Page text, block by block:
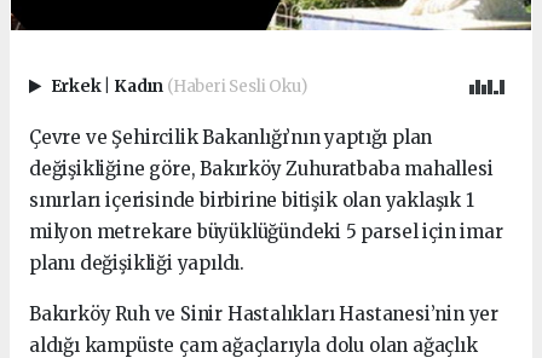
Erkek Kadın (Haberi Sesli Oku)
Çevre ve Şehircilik Bakanlığı’nın yaptığı plan
değişikliğine göre, Bakırköy Zuhuratbaba mahallesi
sınırları içerisinde birbirine bitişik olan yaklaşık 1
milyon metrekare büyüklüğündeki 5 parsel için imar
planı değişikliği yapıldı.
Bakırköy Ruh ve Sinir Hastalıkları Hastanesi’nin yer
aldığı kampüste çam ağaçlarıyla dolu olan ağaçlık